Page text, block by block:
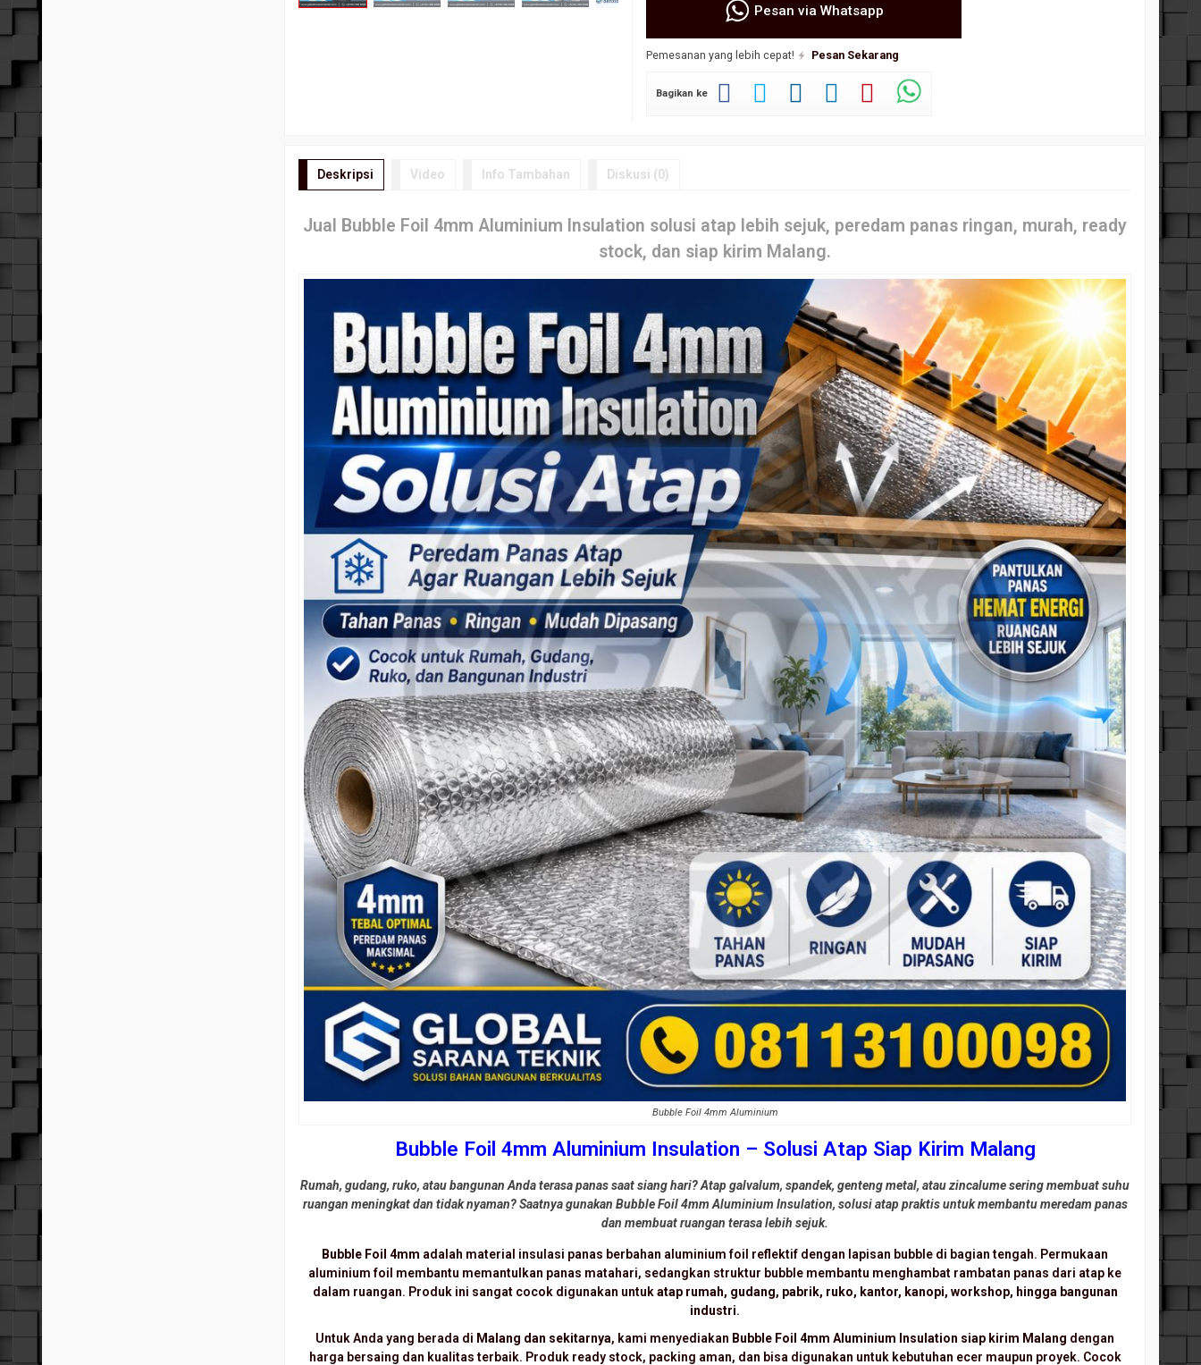
Pesan via Whatsapp
Pemesanan yang lebih cepat! Pesan Sekarang
Bagikan ke
Deskripsi Video Info Tambahan Diskusi (0)
Jual Bubble Foil 4mm Aluminium Insulation solusi atap lebih sejuk, peredam panas ringan, murah, ready
stock, dan siap kirim Malang.
Bubble Foil 4mm Aluminium
Bubble Foil 4mm Aluminium Insulation – Solusi Atap Siap Kirim Malang
Rumah, gudang, ruko, atau bangunan Anda terasa panas saat siang hari? Atap galvalum, spandek, genteng metal, atau zincalume sering membuat suhu
ruangan meningkat dan tidak nyaman? Saatnya gunakan Bubble Foil 4mm Aluminium Insulation, solusi atap praktis untuk membantu meredam panas
dan membuat ruangan terasa lebih sejuk.
Bubble Foil 4mm adalah material insulasi panas berbahan aluminium foil reflektif dengan lapisan bubble di bagian tengah. Permukaan
aluminium foil membantu memantulkan panas matahari, sedangkan struktur bubble membantu menghambat rambatan panas dari atap ke
dalam ruangan. Produk ini sangat cocok digunakan untukatap rumah, gudang, pabrik, ruko, kantor, kanopi, workshop, hingga bangunan
industri.
Untuk Anda yang berada di Malang dan sekitarnya, kami menyediakan Bubble Foil 4mm Aluminium Insulation siap kirim Malang dengan
harga bersaing dan kualitas terbaik. Produk ready stock, packing aman, dan bisa digunakan untuk kebutuhan ecer maupun proyek. Cocok